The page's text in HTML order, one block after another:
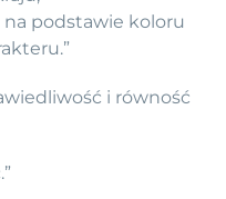
podstawie koloru
i równość